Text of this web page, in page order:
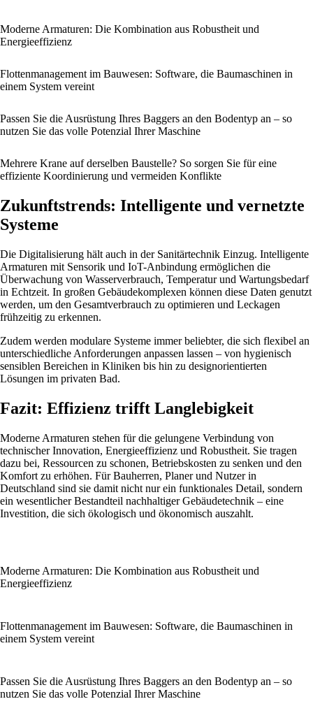
Moderne Armaturen: Die Kombination aus Robustheit und
Energieeffizienz
Flottenmanagement im Bauwesen: Software, die Baumaschinen in
einem System vereint
Passen Sie die Ausrüstung Ihres Baggers an den Bodentyp an – so
nutzen Sie das volle Potenzial Ihrer Maschine
Mehrere Krane auf derselben Baustelle? So sorgen Sie für eine
effiziente Koordinierung und vermeiden Konflikte
Zukunftstrends: Intelligente und vernetzte
Systeme
Die Digitalisierung hält auch in der Sanitärtechnik Einzug. Intelligente
Armaturen mit Sensorik und IoT-Anbindung ermöglichen die
Überwachung von Wasserverbrauch, Temperatur und Wartungsbedarf
in Echtzeit. In großen Gebäudekomplexen können diese Daten genutzt
werden, um den Gesamtverbrauch zu optimieren und Leckagen
frühzeitig zu erkennen.
Zudem werden modulare Systeme immer beliebter, die sich flexibel an
unterschiedliche Anforderungen anpassen lassen – von hygienisch
sensiblen Bereichen in Kliniken bis hin zu designorientierten
Lösungen im privaten Bad.
Fazit: Effizienz trifft Langlebigkeit
Moderne Armaturen stehen für die gelungene Verbindung von
technischer Innovation, Energieeffizienz und Robustheit. Sie tragen
dazu bei, Ressourcen zu schonen, Betriebskosten zu senken und den
Komfort zu erhöhen. Für Bauherren, Planer und Nutzer in
Deutschland sind sie damit nicht nur ein funktionales Detail, sondern
ein wesentlicher Bestandteil nachhaltiger Gebäudetechnik – eine
Investition, die sich ökologisch und ökonomisch auszahlt.
Moderne Armaturen: Die Kombination aus Robustheit und
Energieeffizienz
Flottenmanagement im Bauwesen: Software, die Baumaschinen in
einem System vereint
Passen Sie die Ausrüstung Ihres Baggers an den Bodentyp an – so
nutzen Sie das volle Potenzial Ihrer Maschine